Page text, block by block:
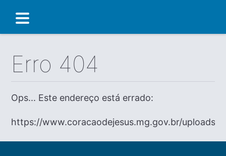
Erro 404
Ops... Este endereço está errado:
https://www.coracaodejesus.mg.gov.br/uploads/